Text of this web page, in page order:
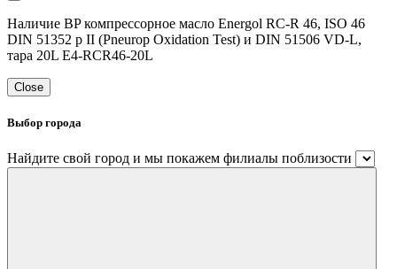
Наличие BP компрессорное масло Energol RC-R 46, ISO 46
DIN 51352 p II (Pneurop Oxidation Test) и DIN 51506 VD-L,
тара 20L E4-RCR46-20L
Close
Выбор города
Найдите свой город и мы покажем филиалы поблизости